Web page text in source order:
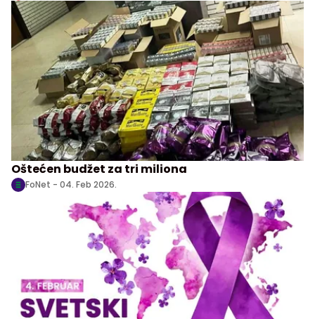
Oštećen budžet za tri miliona
FoNet - 04. Feb 2026.